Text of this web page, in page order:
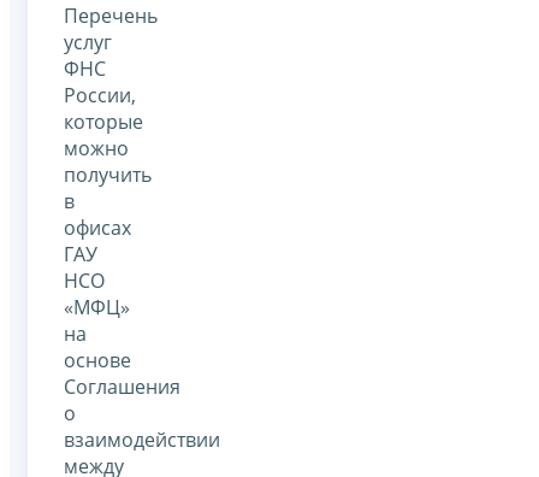
Перечень
услуг
ФНС
России,
которые
можно
получить
в
офисах
ГАУ
НСО
«МФЦ»
на
основе
Соглашения
о
взаимодействии
между